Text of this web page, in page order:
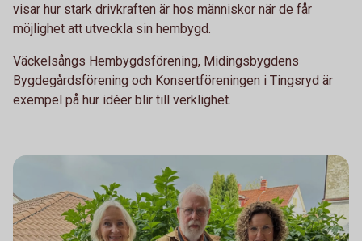
visar hur stark drivkraften är hos människor när de får
möjlighet att utveckla sin hembygd.
Väckelsångs Hembygdsförening, Midingsbygdens
Bygdegårdsförening och Konsertföreningen i Tingsryd är
exempel på hur idéer blir till verklighet.